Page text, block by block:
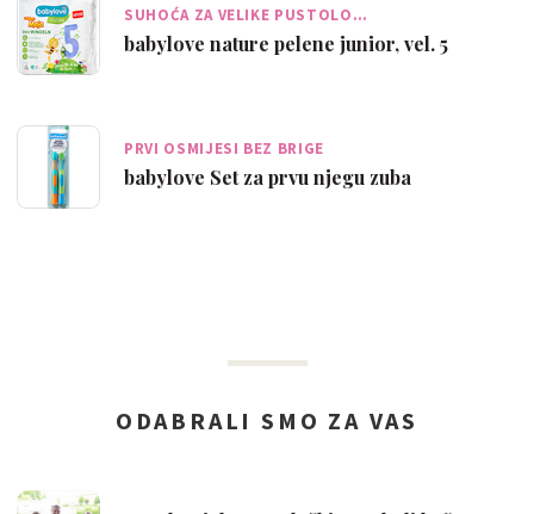
SUHOĆA ZA VELIKE PUSTOLO…
babylove nature pelene junior, vel. 5
PRVI OSMIJESI BEZ BRIGE
babylove Set za prvu njegu zuba